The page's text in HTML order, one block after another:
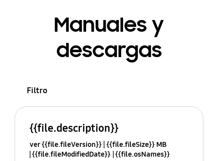
Manuales y
descargas
Filtro
{{file.description}}
ver {{file.fileVersion}} {{file.fileSize}} MB
{{file.fileModifiedDate}} {{file.osNames}}